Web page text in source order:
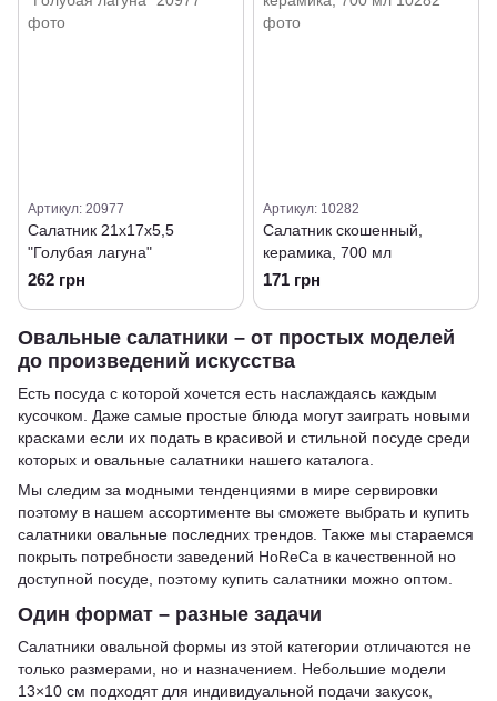
Артикул: 20977
Салатник 21х17х5,5
"Голубая лагуна"
262 грн
Артикул: 10282
Салатник скошенный,
керамика, 700 мл
171 грн
Овальные салатники – от простых моделей
до произведений искусства
Есть посуда с которой хочется есть наслаждаясь каждым
кусочком. Даже самые простые блюда могут заиграть новыми
красками если их подать в красивой и стильной посуде среди
которых и овальные салатники нашего каталога.
Мы следим за модными тенденциями в мире сервировки
поэтому в нашем ассортименте вы сможете выбрать и купить
салатники овальные последних трендов. Также мы стараемся
покрыть потребности заведений HoReCa в качественной но
доступной посуде, поэтому купить салатники можно оптом.
Один формат – разные задачи
Салатники овальной формы из этой категории отличаются не
только размерами, но и назначением. Небольшие модели
13×10 см подходят для индивидуальной подачи закусок,